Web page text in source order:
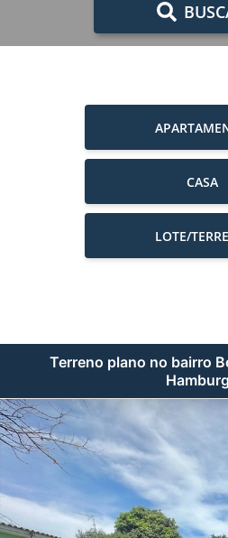
CASA
LOTE/
Terreno plano no bairro